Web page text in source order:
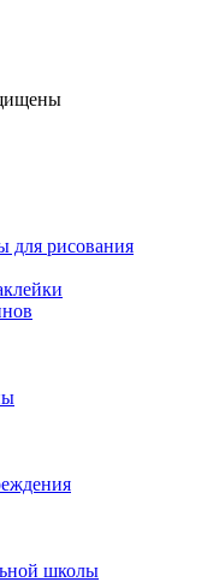
для рисования
школы